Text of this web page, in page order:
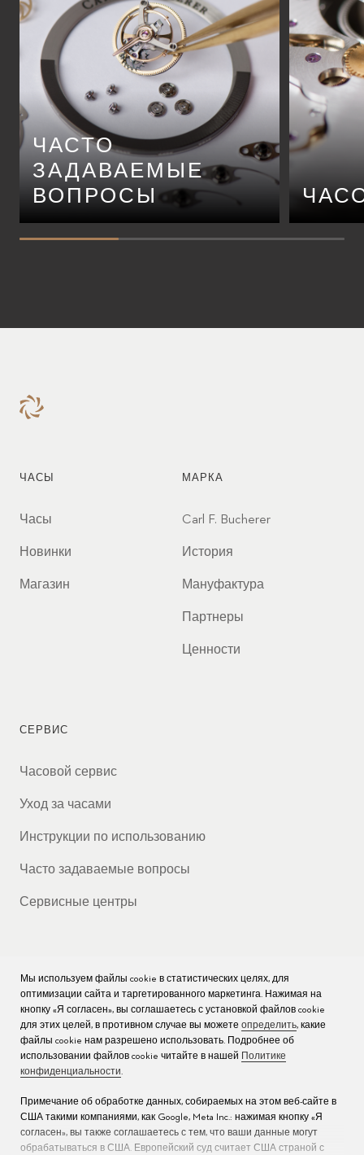
ЧАСТО
ЗАДАВАЕМЫЕ
ВОПРОСЫ
ЧАСЫ
Часы
Новинки
Магазин
МАРКА
Carl F. Bucherer
История
Мануфактура
Партнеры
Ценности
СЕРВИС
Часовой сервис
Уход за часами
Инструкции по использованию
Часто задаваемые вопросы
Сервисные центры
КОМПАНИЯ
Вакансии
Пресс
Мы используем файлы cookie в статистических целях, для
оптимизации сайта и таргетированного маркетинга. Нажимая на
кнопку «Я согласен», вы соглашаетесь с установкой файлов cookie
для этих целей, в противном случае вы можете определить, какие
файлы cookie нам разрешено использовать. Подробнее об
использовании файлов cookie читайте в нашей
Политике
конфиденциальности.
Примечание об обработке данных, собираемых на этом веб-сайте в
США такими компаниями, как Google, Meta Inc.: нажимая кнопку «Я
согласен», вы также соглашаетесь с тем, что ваши данные могут
обрабатываться в США. Европейский суд считает США страной с